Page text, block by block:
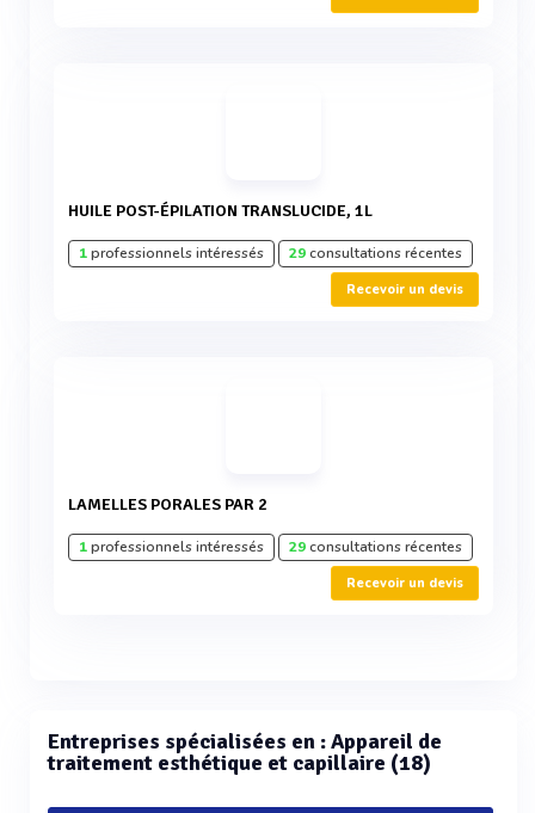
HUILE POST-ÉPILATION TRANSLUCIDE, 1L
1professionnels intéressés 29consultations récentes
Recevoir un devis
LAMELLES PORALES PAR 2
1professionnels intéressés 29consultations récentes
Recevoir un devis
Entreprises spécialisées en : Appareil de
traitement esthétique et capillaire (18)